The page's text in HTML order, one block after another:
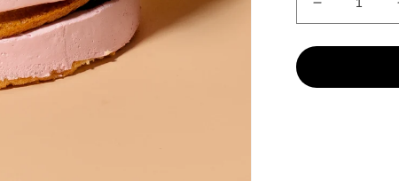
Reducir
cantidad
para